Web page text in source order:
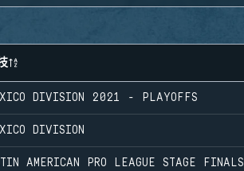
DIVISION 2021 - PLAYOFFS
DIVISION
AMERICAN PRO LEAGUE STAGE FINALS